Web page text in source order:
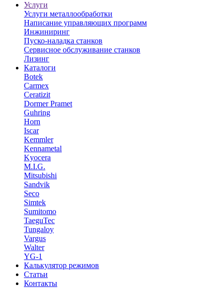
Услуги
Услуги металлообработки
Написание управляющих программ
Инжиниринг
Пуско-наладка станков
Сервисное обслуживание станков
Лизинг
Каталоги
Botek
Carmex
Ceratizit
Dormer Pramet
Guhring
Horn
Iscar
Kemmler
Kennametal
Kyocera
M.I.G.
Mitsubishi
Sandvik
Seco
Simtek
Sumitomo
TaeguTec
Tungaloy
Vargus
Walter
YG-1
Калькулятор режимов
Статьи
Контакты